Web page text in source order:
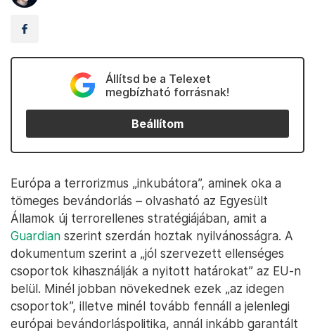
Állítsd be a Telexet
megbízható forrásnak!
Beállítom
Európa a terrorizmus „inkubátora”, aminek oka a
tömeges bevándorlás – olvasható az Egyesült
Államok új terrorellenes stratégiájában, amit a
Guardian szerint szerdán hoztak nyilvánosságra. A
dokumentum szerint a „jól szervezett ellenséges
csoportok kihasználják a nyitott határokat” az EU-n
belül. Minél jobban növekednek ezek „az idegen
csoportok”, illetve minél tovább fennáll a jelenlegi
európai bevándorláspolitika, annál inkább garantált